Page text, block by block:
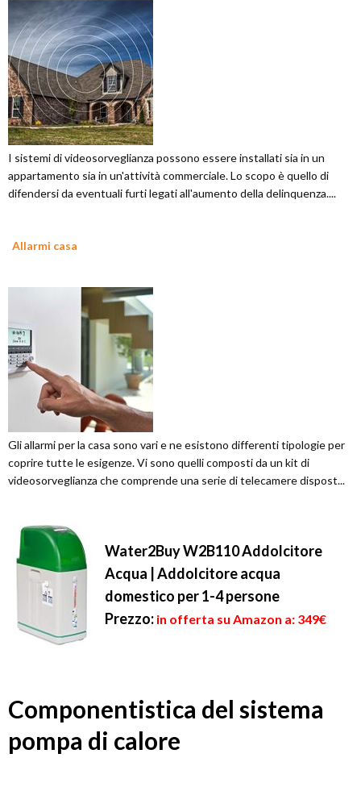
I sistemi di videosorveglianza possono essere installati sia in un
appartamento sia in un'attività commerciale. Lo scopo è quello di
difendersi da eventuali furti legati all'aumento della delinquenza....
Allarmi casa
Gli allarmi per la casa sono vari e ne esistono differenti tipologie per
coprire tutte le esigenze. Vi sono quelli composti da un kit di
videosorveglianza che comprende una serie di telecamere dispost...
Water2Buy W2B110 Addolcitore
Acqua | Addolcitore acqua
domestico per 1-4 persone
Prezzo: in offerta su Amazon a: 349€
Componentistica del sistema
pompa di calore